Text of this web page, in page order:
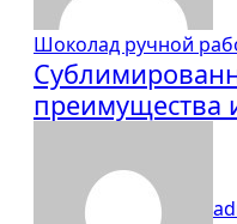
Шоколад ручной
преимущества